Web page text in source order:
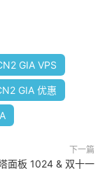
GIA VPS
GIA 优惠
下一篇
面板 1024 & 双十一